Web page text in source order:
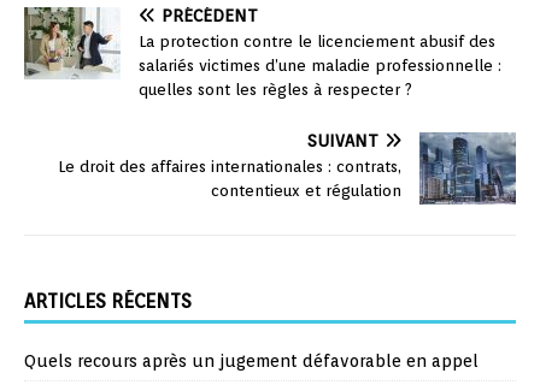
PRÉCÉDENT
La protection contre le licenciement abusif des
salariés victimes d’une maladie professionnelle :
quelles sont les règles à respecter ?
SUIVANT
Le droit des affaires internationales : contrats,
contentieux et régulation
ARTICLES RÉCENTS
Quels recours après un jugement défavorable en appel